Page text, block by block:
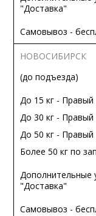
"Доставка"
Самовывоз -
НОВОСИБИРСК
(до подъезда)
До 15 кг - Правый
До 30 кг - Правый
До 50 кг - Правый
Более 50 кг по
Дополнительные
"Доставка"
Самовывоз -